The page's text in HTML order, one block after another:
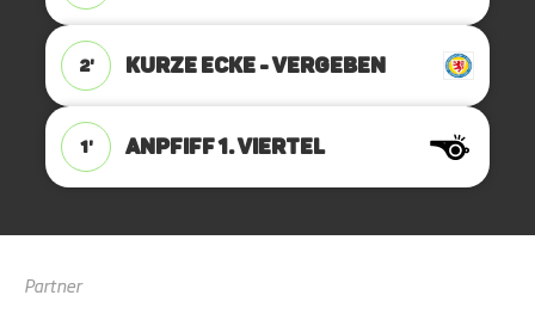
2' KURZE ECKE - VERGEBEN
1' ANPFIFF 1. Viertel
Partner